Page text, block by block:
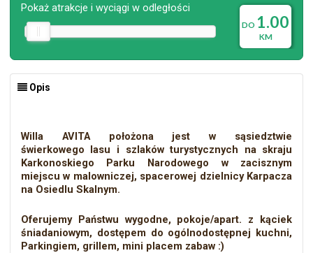
Pokaż atrakcje i wyciągi w odległości
DO 1.00
KM
Opis
Willa AVITA położona jest w sąsiedztwie
świerkowego lasu i szlaków turystycznych na skraju
Karkonoskiego Parku Narodowego w zacisznym
miejscu w malowniczej, spacerowej dzielnicy Karpacza
na Osiedlu Skalnym.
Oferujemy Państwu wygodne, pokoje/apart. z kąciek
śniadaniowym, dostępem do ogólnodostępnej kuchni,
Parkingiem, grillem, mini placem zabaw :)